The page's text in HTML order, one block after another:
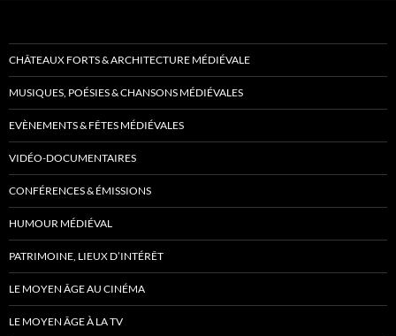
CHÂTEAUX FORTS & ARCHITECTURE MÉDIÉVALE
MUSIQUES, POÉSIES & CHANSONS MÉDIÉVALES
EVÈNEMENTS & FÊTES MÉDIÉVALES
VIDÉO-DOCUMENTAIRES
CONFÉRENCES & ÉMISSIONS
HUMOUR MÉDIÉVAL
PATRIMOINE, LIEUX D’INTÉRÊT
LE MOYEN ÂGE AU CINÉMA
LE MOYEN ÂGE À LA TV